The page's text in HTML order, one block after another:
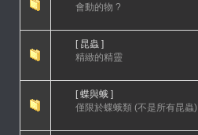
會動的物 ?
[ 昆蟲 ]
精緻的精靈
[ 蝶與蛾 ]
僅限於蝶蛾類 (不是所有昆蟲)